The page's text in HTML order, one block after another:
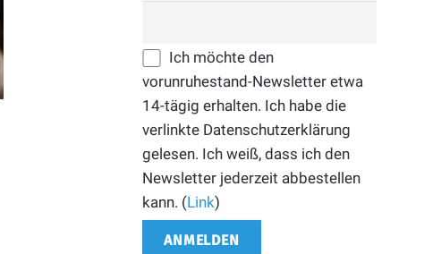
Ich möchte den
vorunruhestand-Newsletter etwa
14-tägig erhalten. Ich habe die
verlinkte Datenschutzerklärung
gelesen. Ich weiß, dass ich den
Newsletter jederzeit abbestellen
kann. (Link)